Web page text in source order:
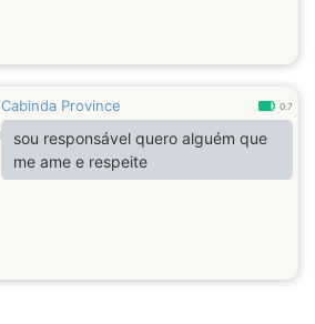
Cabinda Province 0.7
sou responsável quero alguém que
me ame e respeite